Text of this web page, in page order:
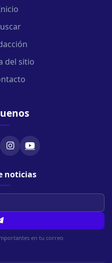
del sitio
noticias
en tu correo